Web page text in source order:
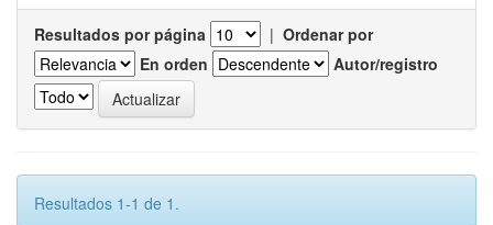
Resultados por página | Ordenar por
En orden
Autor/registro
Resultados 1-1 de 1.